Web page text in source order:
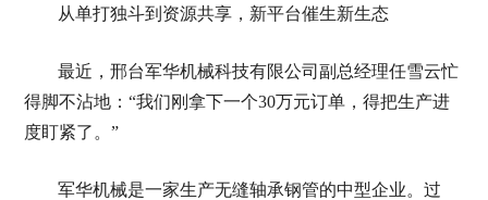
从单打独斗到资源共享，新平台催生新生态
最近，邢台军华机械科技有限公司副总经理任雪云忙
得脚不沾地：“我们刚拿下一个30万元订单，得把生产进
度盯紧了。”
军华机械是一家生产无缝轴承钢管的中型企业。过